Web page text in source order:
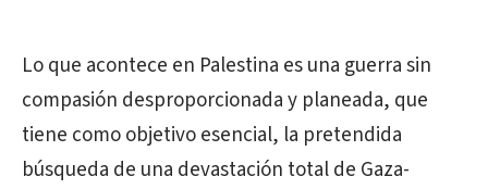
Lo que acontece en Palestina es una guerra sin
compasión desproporcionada y planeada, que
tiene como objetivo esencial, la pretendida
búsqueda de una devastación total de Gaza-